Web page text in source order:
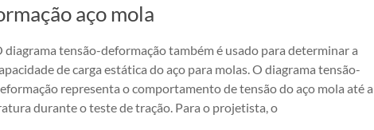
aço mola
diagrama tensão-deformação também é usado para determinar a
de carga estática do aço para molas. O diagrama tensão-
representa o comportamento de tensão do aço mola até a
durante o teste de tração. Para o projetista, o